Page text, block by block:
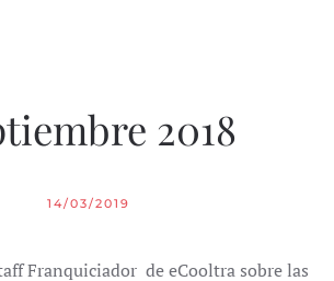
2018
14/03/2019
Franquiciador de eCooltra sobre las